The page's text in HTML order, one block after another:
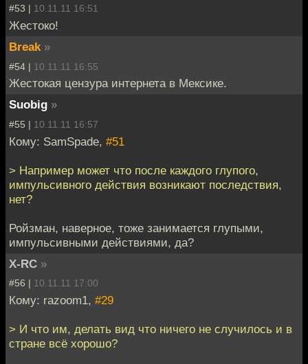
#53 | 10.11.11 16:51
Жестоко!
Break »
#54 | 10.11.11 16:55
Жестокая цензура интернета в Мексике.
Suobig »
#55 | 10.11.11 16:57
Кому: SamSpade, #51
> Например может что после каждого глупого,
импульсивного действия возникают последствия,
нет?
Ройзман, наверное, тоже занимается глупыми,
импульсивными действиями, да?
X-RC »
#56 | 10.11.11 17:00
Кому: razoom1, #29
> И что им, делать вид что ничего не случилось и в
стране всё хорошо?